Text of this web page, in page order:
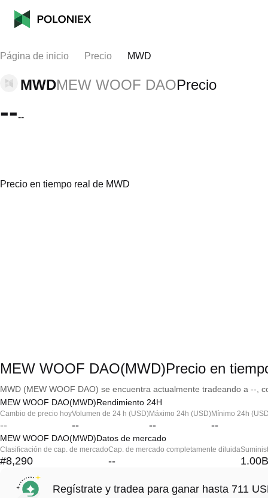
Página de inicio Precio MWD
MWDMEW WOOF DAOPrecio
----
Precio en tiempo real de MWD
MEW WOOF DAO(MWD)Precio en
MWD (MEW WOOF DAO) se encuentra actualmente tradeando a --,
MEW WOOF DAO(MWD)Rendimiento 24H
Cambio de precio hoy
--
Volumen de 24 h (USD)
--
Máximo 24h (USD)
--
Mínimo 24h
--
MEW WOOF DAO(MWD)Datos de mercado
Clasificación de cap. de mercado
#8,290
Cap. de mercado completamente diluida
-- 1.00B
Regístrate y tradea para ganar hasta 711